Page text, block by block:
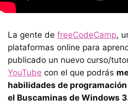
La gente de freeCodeCamp,
plataformas online para
publicado un nuevo curso/
YouTube con el que podrás
habilidades de
el Buscaminas de Windows